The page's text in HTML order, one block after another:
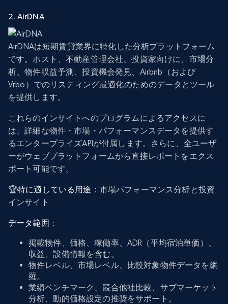
2. AirDNA
AirDNAは短期賃貸業界に特化した分析プラットフォーム
です。ホスト、不動産管理会社、投資家向けに、市場分
析、物件収益予測、投資機会発見、Airbnb（および
Vrbo）でのリスティング最適化のためのデータとツール
を提供します。
これらのインサイトへのプログラムによるアクセスに
は、詳細な物件・市場・パフォーマンスデータを提供す
るエンタープライズAPIが付属します。さらに、全ユーザ
ーがウェブプラットフォームから直接レポートをエクス
ポート可能です。
🏆特に適している用途 ：市場パフォーマンス分析と投資
インサイト
データ範囲 ：
掲載物件、価格、稼働率、ADR（平均宿泊単価）、
収益、設備情報を含む。
物件レベル、市場レベル、比較対象物件データを網
羅。
業績ベンチマーク、競合他社比較、サブマーケット
分析、動的価格設定の推奨をサポート。